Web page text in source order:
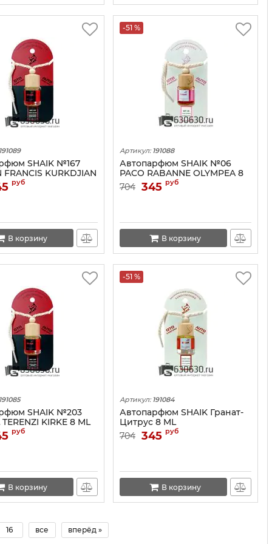
191089
SHAIK №167
FRANCIS KURKDJIAN
540 8 ML
руб
В корзину
-51 %
Артикул: 191088
Автопарфюм SHAIK №06
PACO RABANNE OLYMPEA 8
ML
704 345 руб
В корзину
191085
SHAIK №203
KIRKE 8 ML
руб
В корзину
-51 %
Артикул: 191084
Автопарфюм SHAIK Гранат-
Цитрус 8 ML
704 345 руб
В корзину
16 все вперёд »